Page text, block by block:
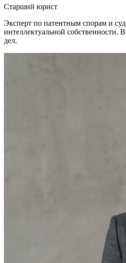
Старший юрист
Эксперт по патентным спорам и
интеллектуальной собственности.
дел.